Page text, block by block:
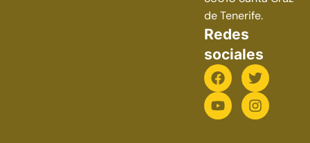
de Tenerife.
Redes
sociales